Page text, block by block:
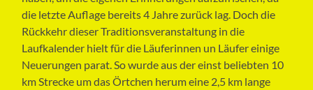
die letzte Auflage bereits 4 Jahre zurück lag. Doch die
Rückkehr dieser Traditionsveranstaltung in die
Laufkalender hielt für die Läuferinnen un Läufer einige
Neuerungen parat. So wurde aus der einst beliebten 10
km Strecke um das Örtchen herum eine 2,5 km lange